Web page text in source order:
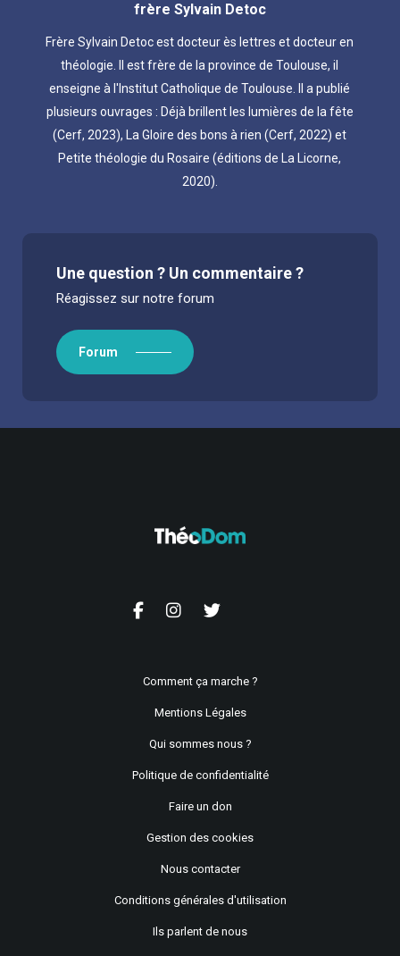
frère Sylvain Detoc
Frère Sylvain Detoc est docteur ès lettres et docteur en
théologie. Il est frère de la province de Toulouse, il
enseigne à l'Institut Catholique de Toulouse. Il a publié
plusieurs ouvrages : Déjà brillent les lumières de la fête
(Cerf, 2023), La Gloire des bons à rien (Cerf, 2022) et
Petite théologie du Rosaire (éditions de La Licorne,
2020).
Une question ? Un commentaire ?
Réagissez sur notre forum
Forum
Comment ça marche ?
Mentions Légales
Qui sommes nous ?
Politique de confidentialité
Faire un don
Gestion des cookies
Nous contacter
Conditions générales d'utilisation
Ils parlent de nous